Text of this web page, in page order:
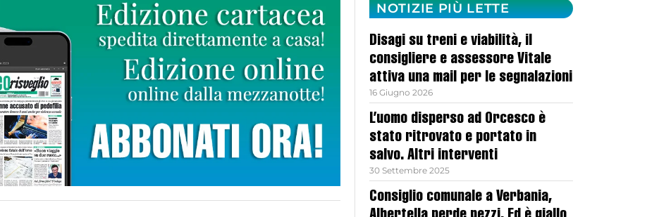
NOTIZIE PIÙ LETTE
Disagi su treni e viabilità, il
consigliere e assessore Vitale
attiva una mail per le segnalazioni
16 Giugno 2026
L’uomo disperso ad Orcesco è
stato ritrovato e portato in
salvo. Altri interventi
30 Settembre 2025
Consiglio comunale a Verbania,